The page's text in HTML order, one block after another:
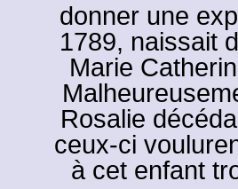
donner une
1789, naissait
Marie
Rosalie
ceux-ci
à cet enfant